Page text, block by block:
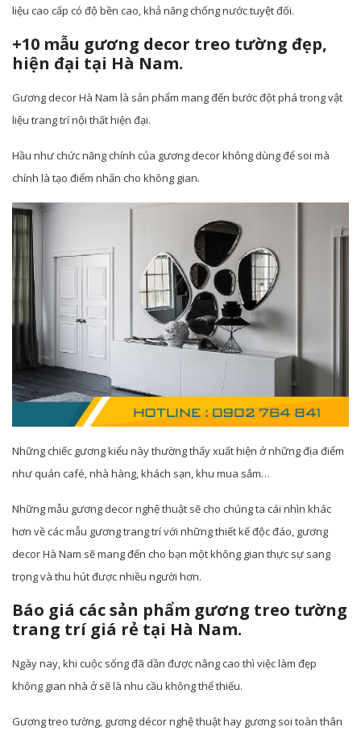
liệu cao cấp có độ bền cao, khả năng chống nước tuyệt đối.
+10 mẫu gương decor treo tường đẹp,
hiện đại tại Hà Nam.
Gương decor Hà Nam là sản phẩm mang đến bước đột phá trong vật
liệu trang trí nội thất hiện đại.
Hầu như chức năng chính của gương decor không dùng để soi mà
chính là tạo điểm nhấn cho không gian.
Những chiếc gương kiểu này thường thấy xuất hiện ở những địa điểm
như quán café, nhà hàng, khách sạn, khu mua sắm…
Những mẫu gương decor nghệ thuật sẽ cho chúng ta cái nhìn khác
hơn về các mẫu gương trang trí với những thiết kế độc đáo, gương
decor Hà Nam sẽ mang đến cho bạn một không gian thực sự sang
trọng và thu hút được nhiều người hơn.
Báo giá các sản phẩm gương treo tường
trang trí giá rẻ tại Hà Nam.
Ngày nay, khi cuộc sống đã dần được nâng cao thì việc làm đẹp
không gian nhà ở sẽ là nhu cầu không thể thiếu.
Gương treo tường, gương décor nghệ thuật hay gương soi toàn thân